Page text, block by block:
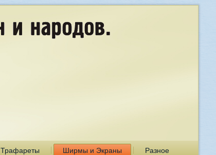
Трафареты Ширмы и Экраны Разное